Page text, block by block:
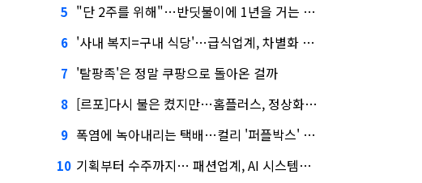
5 "단 2주를 위해"…반딧불이에 1년을 거는 에버랜드 주키퍼
6 '사내 복지=구내 식당'…급식업계, 차별화 경쟁 본격화
7 '탈팡족'은 정말 쿠팡으로 돌아온 걸까
8 [르포]다시 불은 켰지만…홈플러스, 정상화까진 '까마득'
9 폭염에 녹아내리는 택배…컬리 '퍼플박스' 대안 될까
10 기획부터 수주까지… 패션업계, AI 시스템화 박차